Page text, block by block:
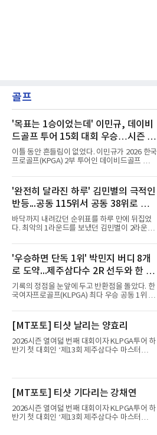
골프
'목표는 1승이었는데' 이민규, 데이비
드골프 투어 15회 대회 우승…시즌 2
승
이틀 동안 흔들림이 없었다. 이민규가 2026 한국
프로골프(KPGA) 2부 투어인 데이비드골프 투어
을 거뒀다.이민규는 7일 충남 태안 솔라고 CC(파
71)에서 열린 2라운드에서 버디만 8개를 잡아 8
언더파 63타를 쳤다. 전날 보기 없이 9언더파로
개인 18홀 최저타를 세웠던 그는 최종 합계 17언
더파 125타로, 공동 2위 박태완과 안해천(이상
13언더파 129타)을 4타 차로 따돌렸다. 우승 상
금은 2천만원이다.여정에는 성장이 담겼다.
회 대회에서 데뷔 첫 승을 거뒀다.
'완전히 달라진 하루' 김민별의 극적인
반등...공동 115위서 공동 38위로 도
약
바닥까지 내려갔던 순위표를 하루 만에 뒤집었
다. 최악의 1라운드를 보냈던 김민별이 2라운드
귀포의 테디밸리 골프앤리조트(파72)에서 열린
2026시즌 한국여자프로골프(KLPGA) 투어 제주
삼다수 마스터스(총상금 10억 원) 2라운드에서
보기 없이 버디만 7개를 잡아 7언더파 65타를 쳤
다. 중간합계 1언더파 143타를 기록한 그는 전날
공동 115위에서 무려 77계단 뛰어오른 공동 38
위로 컷을 통과했다. 이번 대회 컷 기준은 1오버
오버파 78타로 공동 115위에 머물러 컷 탈락이
'우승하면 단독 1위' 박민지 버디 8개
로 도약...제주삼다수 2R 선두와 한 타
차
기록의 정점을 눈앞에 두고 반환점을 돌았다. 한
국여자프로골프(KLPGA) 최다 우승 공동 1위 박
서 선두권으로 올라섰다.통산 20승의 박민지는
7일 제주 서귀포시 테디밸리 골프앤리조트(파
72)에서 열린 2라운드에서 버디 8개와 보기 1개
를 묶어 7언더파 65타를 쳤다. 1라운드에서 71
타로 공동 30위에 머물렀던 그는 8언더파 136타
박민지는 이번 대회에서 우승하면 KLPGA 통산
[MT포토] 티샷 날리는 양효리
2026시즌 열여덟 번째 대회이자 KLPGA투어 하
반기 첫 대회인 ‘제13회 제주삼다수 마스터
트(파72/6,767야드)에서 열리고 있다.7일 현재
2라운드 경기가 펼쳐지고 있다.양효리가 12번
홀에서 경기하고 있다.
[MT포토] 티샷 기다리는 강채연
2026시즌 열여덟 번째 대회이자 KLPGA투어 하
반기 첫 대회인 ‘제13회 제주삼다수 마스터